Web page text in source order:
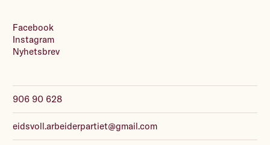
906 90 628
eidsvoll.arbeiderpartiet@gmail.com
Facebook
Instagram
Nyhetsbrev